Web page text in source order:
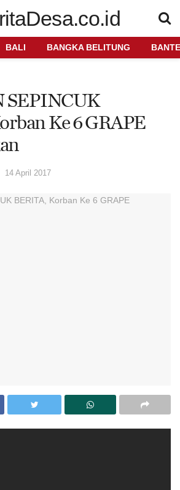
BALI BANGKA BELITUNG
SEPINCUK
Ke 6 GRAPE
14 April 2017